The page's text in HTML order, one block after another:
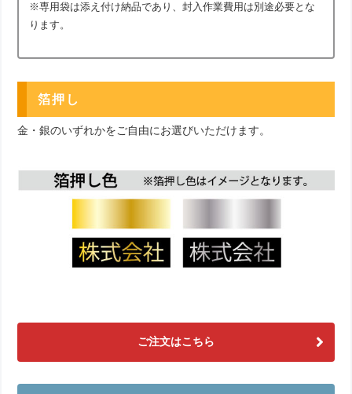
※専用袋は添え付け納品であり、封入作業費用は別途必要とな
ります。
箔押し
金・銀のいずれかをご自由にお選びいただけます。
ご注文はこちら